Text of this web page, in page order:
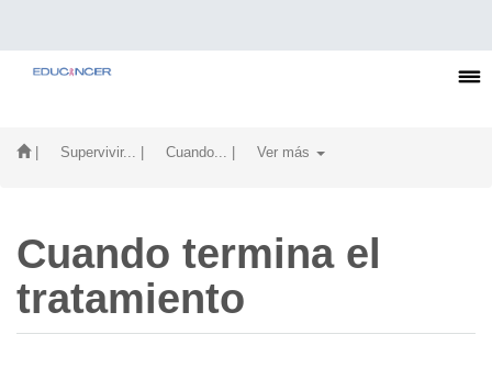
| Supervivir... | Cuando... | Ver más
Cuando termina el
tratamiento